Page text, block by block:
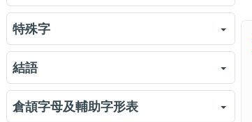
特別字首練習
容易錯的字首
容易錯的字首練習 練習 985
包含省略原則練習 (1) 練習
包含省略原則練習 (2) 練習
難字632
難字練習 練習
特殊字
特殊字
特殊字練習 練習
結語
結語382
倉頡字母及輔助字形表